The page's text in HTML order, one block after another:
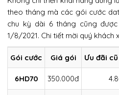
theo tháng mà các gói cước
chu kỳ dài 6 tháng cũng
1/8/2021. Chi tiết mời quý khách
Gói cước Giá gói Ưu đãi
6HD70 350.000đ